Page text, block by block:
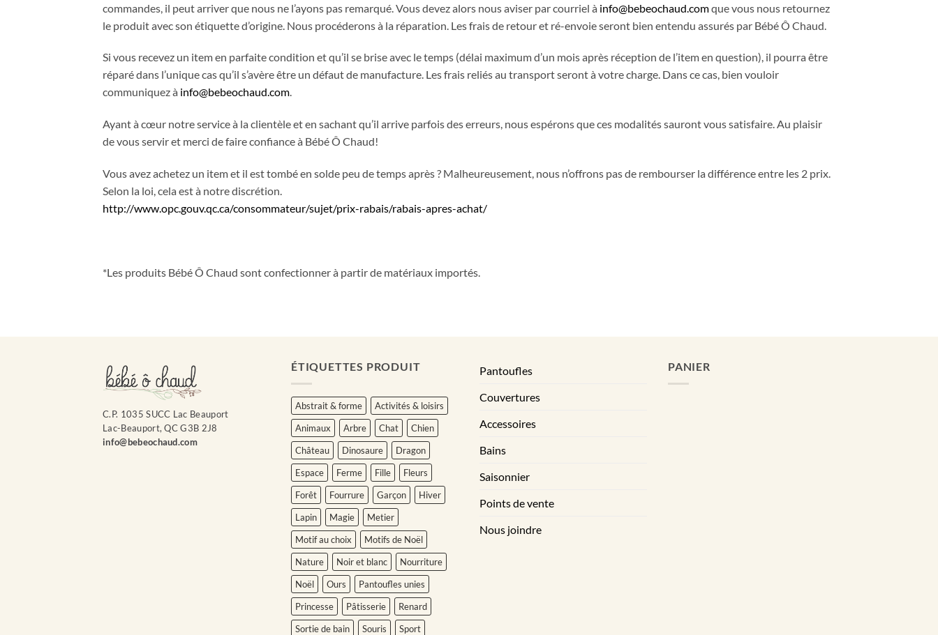
commandes, il peut arriver que nous ne l’ayons pas remarqué. Vous devez alors nous aviser par courriel à info@bebeochaud.comque vous nous retournez
le produit avec son étiquette d’origine. Nous procéderons à la réparation. Les frais de retour et ré-envoie seront bien entendu assurés par Bébé Ô Chaud.
Si vous recevez un item en parfaite condition et qu’il se brise avec le temps (délai maximum d’un mois après réception de l’item en question), il pourra être
réparé dans l’unique cas qu’il s’avère être un défaut de manufacture. Les frais reliés au transport seront à votre charge. Dans ce cas, bien vouloir
communiquez à info@bebeochaud.com.
Ayant à cœur notre service à la clientèle et en sachant qu’il arrive parfois des erreurs, nous espérons que ces modalités sauront vous satisfaire. Au plaisir
de vous servir et merci de faire confiance à Bébé Ô Chaud!
Vous avez achetez un item et il est tombé en solde peu de temps après ? Malheureusement, nous n’offrons pas de rembourser la différence entre les 2 prix.
Selon la loi, cela est à notre discrétion.
http://www.opc.gouv.qc.ca/consommateur/sujet/prix-rabais/rabais-apres-achat/
*Les produits Bébé Ô Chaud sont confectionner à partir de matériaux importés.
C.P. 1035 SUCC Lac Beauport
Lac-Beauport, QC G3B 2J8
info@bebeochaud.com
ÉTIQUETTES PRODUIT
Abstrait & forme
Activités & loisirs
Animaux
Arbre Chat
Chien
Château
Dinosaure
Dragon
Espace
Ferme Fille
Fleurs
Forêt
Fourrure Garçon
Hiver
Lapin
Magie
Metier
Motif au choix
Motifs de Noël
Nature
Noir et blanc
Nourriture
Noël
Ours
Pantoufles unies
Princesse
Pâtisserie
Renard
Sortie de bain
Souris Sport
Pantoufles
Couvertures
Accessoires
Bains
Saisonnier
Points de vente
Nous joindre
PANIER